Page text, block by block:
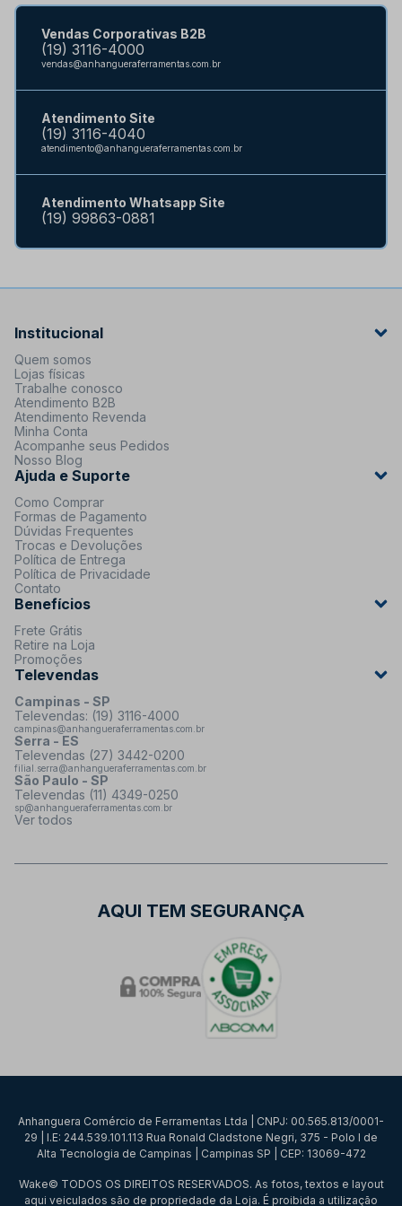
Vendas Corporativas B2B
(19) 3116-4000
vendas@anhangueraferramentas.com.br
Atendimento Site
(19) 3116-4040
atendimento@anhangueraferramentas.com.br
Atendimento Whatsapp Site
(19) 99863-0881
Institucional
Quem somos
Lojas físicas
Trabalhe conosco
Atendimento B2B
Atendimento Revenda
Minha Conta
Acompanhe seus Pedidos
Nosso Blog
Ajuda e Suporte
Como Comprar
Formas de Pagamento
Dúvidas Frequentes
Trocas e Devoluções
Política de Entrega
Política de Privacidade
Contato
Benefícios
Frete Grátis
Retire na Loja
Promoções
Televendas
Campinas - SP
Televendas: (19) 3116-4000
campinas@anhangueraferramentas.com.br
Serra - ES
Televendas (27) 3442-0200
filial.serra@anhangueraferramentas.com.br
São Paulo - SP
Televendas (11) 4349-0250
sp@anhangueraferramentas.com.br
Ver todos
AQUI TEM SEGURANÇA
Anhanguera Comércio de Ferramentas Ltda | CNPJ: 00.565.813/0001-
29 | I.E: 244.539.101.113 Rua Ronald Cladstone Negri, 375 - Polo I de
Alta Tecnologia de Campinas | Campinas SP | CEP: 13069-472
Wake© TODOS OS DIREITOS RESERVADOS. As fotos, textos e layout
aqui veiculados são de propriedade da Loja. É proibida a utilização